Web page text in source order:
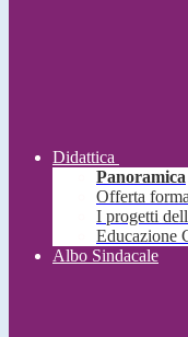
Didattica
Panoramica
Offerta
I progetti
Educazione
Albo Sindacale